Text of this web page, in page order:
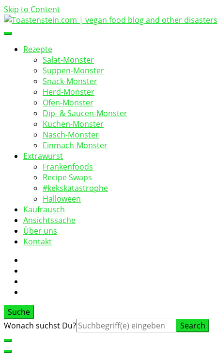
Skip to Content
Toastenstein.com
vegan food blog
Rezepte
Salat-Monster
Suppen-Monster
Snack-Monster
Herd-Monster
Ofen-Monster
Dip- & Saucen-Monster
Kuchen-Monster
Nasch-Monster
Einmach-Monster
Extrawurst
Frankenfoods
Recipe Swaps
#kekskatastrophe
Halloween
Kaufrausch
Ansichtssache
Über uns
Kontakt
Suche
Suche
Wonach suchst Du?